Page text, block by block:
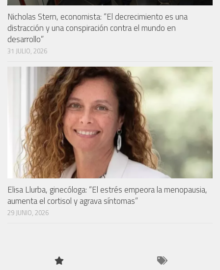
Nicholas Stern, economista: “El decrecimiento es una
distracción y una conspiración contra el mundo en
desarrollo”
31 JULIO, 2026
Elisa Llurba, ginecóloga: “El estrés empeora la menopausia,
aumenta el cortisol y agrava síntomas”
29 JUNIO, 2026